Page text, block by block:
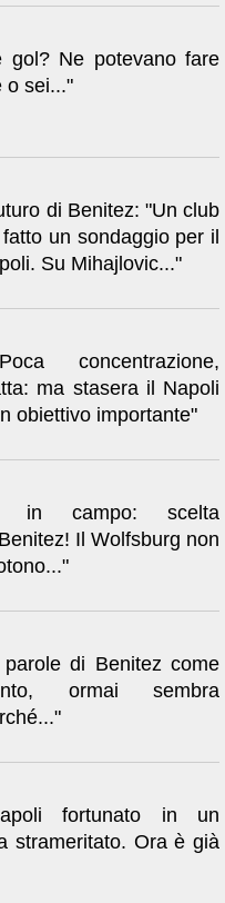
gol? Ne potevano fare
o sei..."
di Benitez: "Un club
un sondaggio per il
Su Mihajlovic..."
concentrazione,
ma stasera il Napoli
obiettivo importante"
in campo: scelta
Il Wolfsburg non
di Benitez come
ormai sembra
fortunato in un
strameritato. Ora è già